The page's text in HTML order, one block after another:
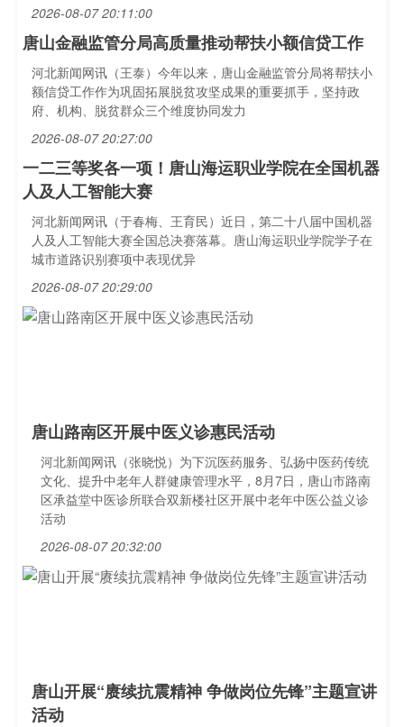
2026-08-07 20:11:00
唐山金融监管分局高质量推动帮扶小额信贷工作
河北新闻网讯（王泰）今年以来，唐山金融监管分局将帮扶小
额信贷工作作为巩固拓展脱贫攻坚成果的重要抓手，坚持政
府、机构、脱贫群众三个维度协同发力
2026-08-07 20:27:00
一二三等奖各一项！唐山海运职业学院在全国机器
人及人工智能大赛
河北新闻网讯（于春梅、王育民）近日，第二十八届中国机器
人及人工智能大赛全国总决赛落幕。唐山海运职业学院学子在
城市道路识别赛项中表现优异
2026-08-07 20:29:00
唐山路南区开展中医义诊惠民活动
河北新闻网讯（张晓悦）为下沉医药服务、弘扬中医药传统
文化、提升中老年人群健康管理水平，8月7日，唐山市路南
区承益堂中医诊所联合双新楼社区开展中老年中医公益义诊
活动
2026-08-07 20:32:00
唐山开展“赓续抗震精神 争做岗位先锋”主题宣讲
活动